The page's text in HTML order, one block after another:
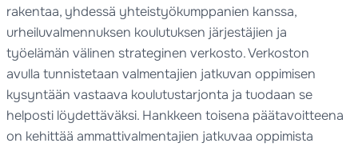
rakentaa, yhdessä yhteistyökumppanien kanssa,
urheiluvalmennuksen koulutuksen järjestäjien ja
työelämän välinen strateginen verkosto. Verkoston
avulla tunnistetaan valmentajien jatkuvan oppimisen
kysyntään vastaava koulutustarjonta ja tuodaan se
helposti löydettäväksi. Hankkeen toisena päätavoitteena
on kehittää ammattivalmentajien jatkuvaa oppimista